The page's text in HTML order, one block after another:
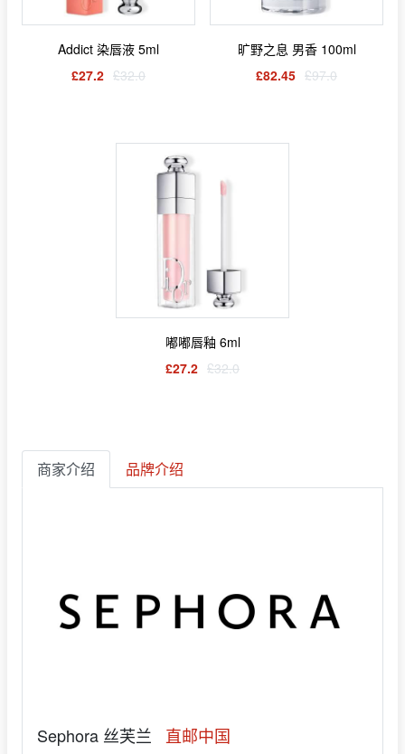
Addict 染唇液 5ml
£27.2 £32.0
旷野之息 男香 100ml
£82.45 £97.0
嘟嘟唇釉 6ml
£27.2 £32.0
商家介绍 品牌介绍
Sephora 丝芙兰 直邮中国